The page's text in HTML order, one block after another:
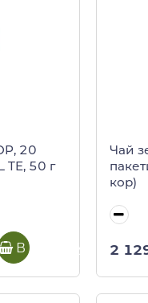
20
TE, 50 г
В корзину
Чай
кор)
2